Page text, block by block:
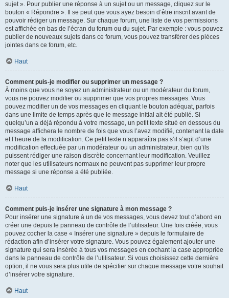
sujet ». Pour publier une réponse à un sujet ou un message, cliquez sur le
bouton « Répondre ». Il se peut que vous ayez besoin d’être inscrit avant de
pouvoir rédiger un message. Sur chaque forum, une liste de vos permissions
est affichée en bas de l’écran du forum ou du sujet. Par exemple : vous pouvez
publier de nouveaux sujets dans ce forum, vous pouvez transférer des pièces
jointes dans ce forum, etc.
Haut
Comment puis-je modifier ou supprimer un message ?
À moins que vous ne soyez un administrateur ou un modérateur du forum,
vous ne pouvez modifier ou supprimer que vos propres messages. Vous
pouvez modifier un de vos messages en cliquant le bouton adéquat, parfois
dans une limite de temps après que le message initial ait été publié. Si
quelqu’un a déjà répondu à votre message, un petit texte situé en dessous du
message affichera le nombre de fois que vous l’avez modifié, contenant la date
et l’heure de la modification. Ce petit texte n’apparaîtra pas s’il s’agit d’une
modification effectuée par un modérateur ou un administrateur, bien qu’ils
puissent rédiger une raison discrète concernant leur modification. Veuillez
noter que les utilisateurs normaux ne peuvent pas supprimer leur propre
message si une réponse a été publiée.
Haut
Comment puis-je insérer une signature à mon message ?
Pour insérer une signature à un de vos messages, vous devez tout d’abord en
créer une depuis le panneau de contrôle de l’utilisateur. Une fois créée, vous
pouvez cocher la case « Insérer une signature » depuis le formulaire de
rédaction afin d’insérer votre signature. Vous pouvez également ajouter une
signature qui sera insérée à tous vos messages en cochant la case appropriée
dans le panneau de contrôle de l’utilisateur. Si vous choisissez cette dernière
option, il ne vous sera plus utile de spécifier sur chaque message votre souhait
d’insérer votre signature.
Haut